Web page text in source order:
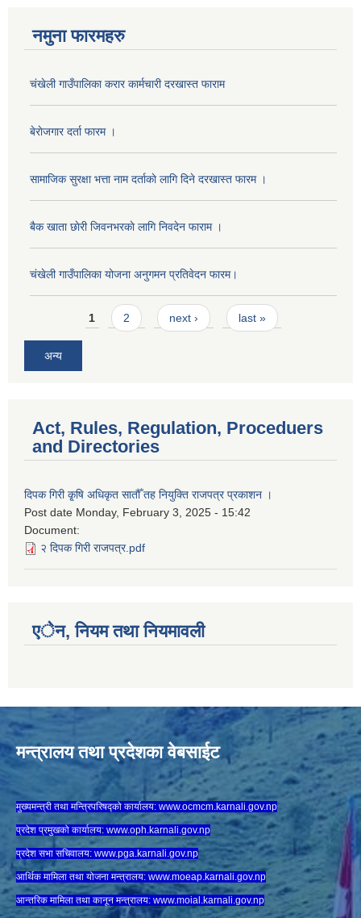
नमुना फारमहरु
चंखेली गाउँपालिका करार कार्मचारी दरखास्त फाराम
बेराेजगार दर्ता फारम ।
सामाजिक सुरक्षा भत्ता नाम दर्ताकाे लागि दिने दरखास्त फारम ।
बैक खाता छाेरी जिवनभरकाे लागि निवदेन फाराम ।
चंखेली गाउँपालिका योजना अनुगमन प्रतिवेदन फारम।
Pages1 2 next › last »
अन्य
Act, Rules, Regulation, Proceduers
and Directories
दिपक गिरी कृ्षि अधिकृत सातौँ तह नियुक्ति राजपत्र प्रकाशन ।
Post date Monday, February 3, 2025 - 15:42
Document:
२ दिपक गिरी राजपत्र.pdf
एेन, नियम तथा नियमावली
मन्त्रालय तथा प्रदेशका वेबसाईट
मुख्यमन्त्री तथा मन्त्रिपरिषद्को कार्यालय: www.ocmcm.karnali.gov.np
प्रदेश प्रमुखको कार्यालय: www.oph.karnali.gov.np
प्रदेश सभा सचिवालय: www.pga.karnali.gov.np
आर्थिक मामिला तथा योजना मन्त्रालय: www.moeap.karnali.gov.np
आन्तरिक मामिला तथा कानून मन्त्रालय: www.moial.karnali.gov.np